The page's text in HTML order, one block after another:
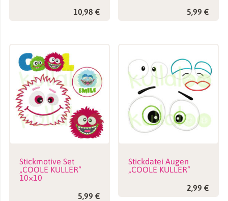
10,98 €
5,99€
Stickmotive Set
„COOLE KULLER“
10×10
5,99 €
Stickdatei Augen
„COOLE KULLER“
2,99€